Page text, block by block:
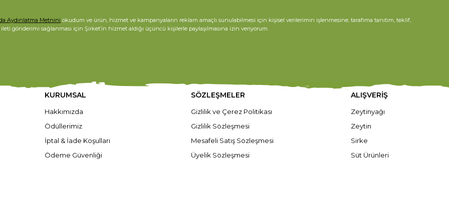
Aydınlatma Metnini okudum ve ürün, hizmet ve kampanyaların reklam amaçlı sunulabilmesi için kişisel verilerimin işlenmesine, tarafıma tanıtım, teklif,
gönderimi sağlanması için Şirket’in hizmet aldığı üçüncü kişilerle paylaşılmasına izin veriyorum.
KURUMSAL
Hakkımızda
Ödüllerimiz
İptal & İade Koşulları
Ödeme Güvenliği
SÖZLEŞMELER
Gizlilik ve Çerez Politikası
Gizlilik Sözleşmesi
Mesafeli Satış Sözleşmesi
Üyelik Sözleşmesi
ALIŞVERİŞ
Zeytinyağı
Zeytin
Sirke
Süt Ürünleri